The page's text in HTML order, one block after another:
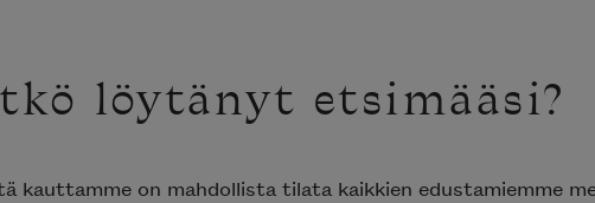
löytänyt etsimääsi?
kauttamme on mahdollista tilata kaikkien edustamiemme